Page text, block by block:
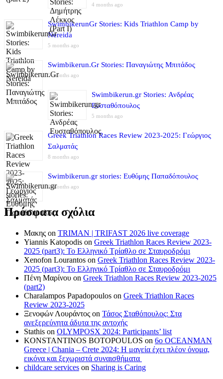
4 months ago
SwimbikerunGr Stories: Kids Triathlon Camp by
Nereida
5 months ago
Swimbikerun.Gr Stories: Παναγιώτης Μπιτάδος
5 months ago
Swimbikerun.gr Stories: Ανδρέας
Ευσταθόπουλος
5 months ago
Greek Triathlon Races Review 2023-2025: Γεώργιος
Σαλματάς
8 months ago
Swimbikerun.gr stories: Ευθύμης Παπαδόπουλος
8 months ago
Πρόσφατα σχόλια
Μακης on TRIMAN | TRIFAST 2026 live coverage
Yiannis Katopodis on Greek Triathlon Races Review 2023-
2025 (part3): Το Ελληνικό Τρίαθλο σε Σταυροδρόμι
Xenofon Lourantos on Greek Triathlon Races Review 2023-
2025 (part3): Το Ελληνικό Τρίαθλο σε Σταυροδρόμι
Πένη Μαρίνου on Greek Triathlon Races Review 2023-2025
(part2)
Charalampos Papadopoulos on Greek Triathlon Races
Review 2023-2025
Ξενοφών Λουράντος on Τάσος Σταθόπουλος: Στα
ανεξερεύνητα άδυτα της αντοχής
Stathis on OLYMPOSX 2024: Participants’ list
KONSTANTINOS BOTOPOULOS on 6ο OCEANMAN
Greece | Chania – Crete 2024: Η μαγεία έχει πλέον όνομα,
εικόνα και ξεχωριστά συναισθήματα
childcare services on Sharing is Caring